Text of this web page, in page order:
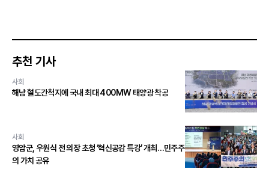
추천 기사
사회
해남 혈도간척지에 국내 최대 400MW 태양광 착공
사회
영암군, 우원식 전 의장 초청 ‘혁신공감 특강’ 개최…민주주
의 가치 공유